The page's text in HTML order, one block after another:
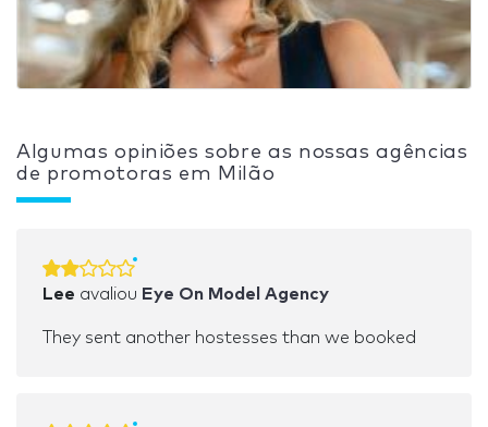
Algumas opiniões sobre as nossas agências
de promotoras em Milão
Lee avaliou Eye On Model Agency
They sent another hostesses than we booked